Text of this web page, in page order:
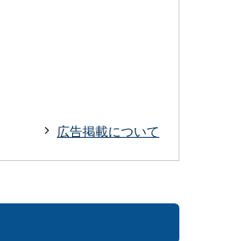
広告掲載について